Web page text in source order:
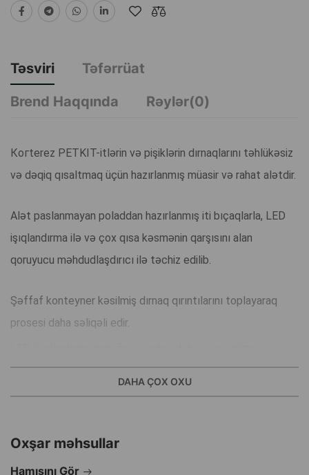
Təsviri
Təfərrüat
Brend Haqqında
Rəylər(0)
Когterez PETKIT-itlərin və pişiklərin dırnaqlarını təhlükəsiz
və dəqiq qısaltmaq üçün hazırlanmış müasir və rahat alətdir.
Alət paslanmayan poladdan hazırlanmış iti bıçaqlarla, LED
işıqlandırma ilə və çox qısa kəsmənin qarşısını alan
qoruyucu məhdudlaşdırıcı ilə təchiz edilib.
Şəffaf konteyner kəsilmiş dırnaq qırıntılarını toplayaraq
prosesi daha səliqəli edir.
imkan verir (xüsusilə açıq rəngli dırnaqlarda), bu da
zədələnmə riskini minimuma endirir.
funksiyası və söndürmə.
DAHA ÇOX OXU
Oxşar məhsullar
Hamısını Gör